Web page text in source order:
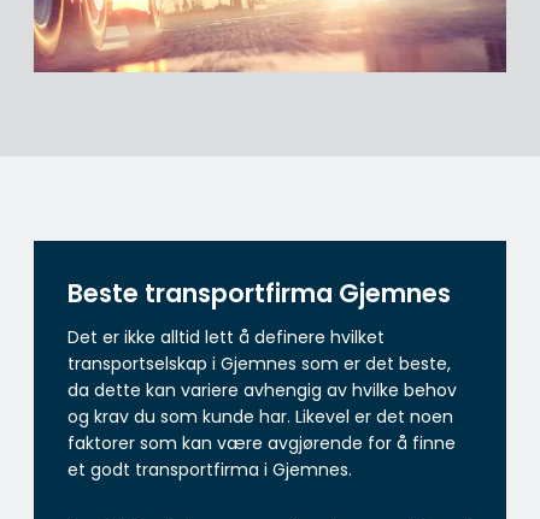
Beste transportfirma Gjemnes
Det er ikke alltid lett å definere hvilket
transportselskap i Gjemnes som er det beste,
da dette kan variere avhengig av hvilke behov
og krav du som kunde har. Likevel er det noen
faktorer som kan være avgjørende for å finne
et godt transportfirma i Gjemnes.